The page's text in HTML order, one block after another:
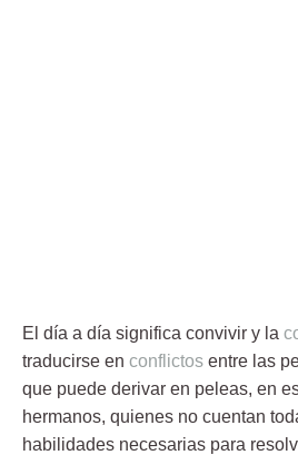
El día a día significa convivir y la
traducirse en conflictos entre las
que puede derivar en peleas, en
hermanos, quienes no cuentan
habilidades necesarias para